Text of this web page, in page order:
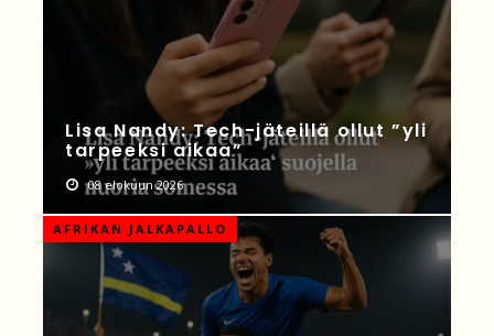
Lisa Nandy: Tech-jäteillä ollut ”yli
tarpeeksi aikaa”
08 elokuun 2026
AFRIKAN JALKAPALLO